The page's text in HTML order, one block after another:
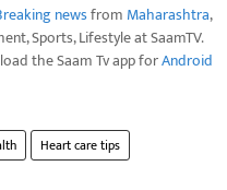
newsfrom Maharashtra,
Sports, Lifestyle at SaamTV.
the Saam Tv app forAndroid
Heart care tips